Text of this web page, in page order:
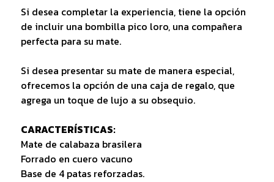
Si desea completar la experiencia, tiene la opción
de incluir una bombilla pico loro, una compañera
perfecta para su mate.
Si desea presentar su mate de manera especial,
ofrecemos la opción de una caja de regalo, que
agrega un toque de lujo a su obsequio.
CARACTERÍSTICAS:
Mate de calabaza brasilera
Forrado en cuero vacuno
Base de 4 patas reforzadas.